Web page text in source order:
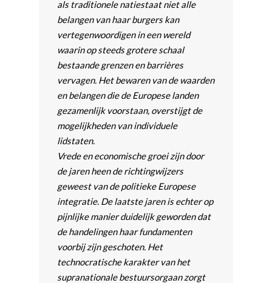
als traditionele natiestaat niet alle
belangen van haar burgers kan
vertegenwoordigen in een wereld
waarin op steeds grotere schaal
bestaande grenzen en barrières
vervagen. Het bewaren van de waarden
en belangen die de Europese landen
gezamenlijk voorstaan, overstijgt de
mogelijkheden van individuele
lidstaten.
Vrede en economische groei zijn door
de jaren heen de richtingwijzers
geweest van de politieke Europese
integratie. De laatste jaren is echter op
pijnlijke manier duidelijk geworden dat
de handelingen haar fundamenten
voorbij zijn geschoten. Het
technocratische karakter van het
supranationale bestuursorgaan zorgt